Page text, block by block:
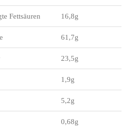
Fettsäuren 16,8g
61,7g
23,5g
1,9g
5,2g
0,68g